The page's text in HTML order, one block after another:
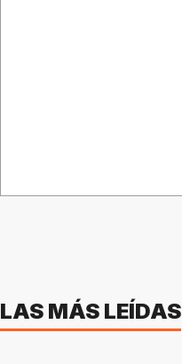
LAS MÁS LEÍDAS